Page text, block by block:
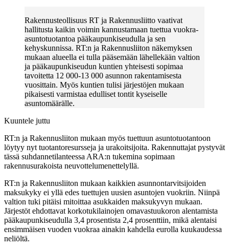
Rakennusteollisuus RT ja Rakennusliitto vaativat
hallitusta kaikin voimin kannustamaan tuettua vuokra-
asuntotuotantoa pääkaupunkiseudulla ja sen
kehyskunnissa. RT:n ja Rakennusliiton näkemyksen
mukaan alueella ei tulla pääsemään lähellekään valtion
ja pääkaupunkiseudun kuntien yhteisesti sopimaa
tavoitetta 12 000-13 000 asunnon rakentamisesta
vuosittain. Myös kuntien tulisi järjestöjen mukaan
pikaisesti varmistaa edulliset tontit kyseiselle
asuntomäärälle.
Kuuntele juttu
RT:n ja Rakennusliiton mukaan myös tuettuun asuntotuotantoon
löytyy nyt tuotantoresursseja ja urakoitsijoita. Rakennuttajat pystyvät
tässä suhdannetilanteessa ARA:n tukemina sopimaan
rakennusurakoista neuvottelumenettelyllä.
RT:n ja Rakennusliiton mukaan kaikkien asunnontarvitsijoiden
maksukyky ei yllä edes tuettujen uusien asuntojen vuokriin. Niinpä
valtion tuki pitäisi mitoittaa asukkaiden maksukyvyn mukaan.
Järjestöt ehdottavat korkotukilainojen omavastuukoron alentamista
pääkaupunkiseudulla 3,4 prosentista 2,4 prosenttiin, mikä alentaisi
ensimmäisen vuoden vuokraa ainakin kahdella eurolla kuukaudessa
neliöltä.